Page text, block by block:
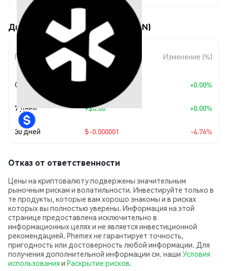
Движения цены TNA Protocol (BN)
Период
Изменение
суммы
Изменение (%)
Сегодня + +0.00%
7 дней +$0.00 +0.00%
30 дней $-0.000001 -4.76%
Отказ от ответственности
Цены на криптовалюту подвержены значительным
рыночным рискам и волатильности. Инвестируйте только в
те продукты, которые вам хорошо знакомы и в рисках
которых вы полностью уверены. Информация на этой
странице предоставлена исключительно в
информационных целях и не является инвестиционной
рекомендацией. Phemex не гарантирует точность,
пригодность или достоверность любой информации. Для
получения дополнительной информации см. наши Условия
использования и Раскрытие рисков.